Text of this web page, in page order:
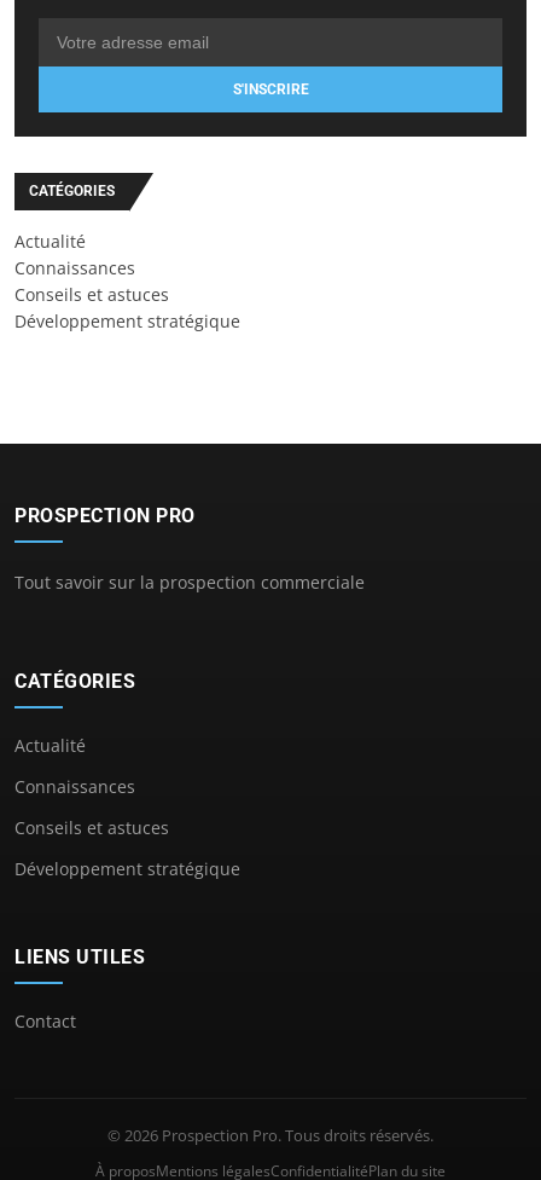
S'INSCRIRE
CATÉGORIES
Actualité
Connaissances
Conseils et astuces
Développement stratégique
PROSPECTION PRO
Tout savoir sur la prospection commerciale
CATÉGORIES
Actualité
Connaissances
Conseils et astuces
Développement stratégique
LIENS UTILES
Contact
© 2026 Prospection Pro. Tous droits réservés.
À proposMentions légalesConfidentialitéPlan du site